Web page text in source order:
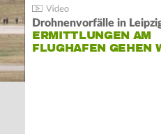
Drohnenvorfälle in
ERMITTLUNGEN AM
FLUGHAFEN GEHEN